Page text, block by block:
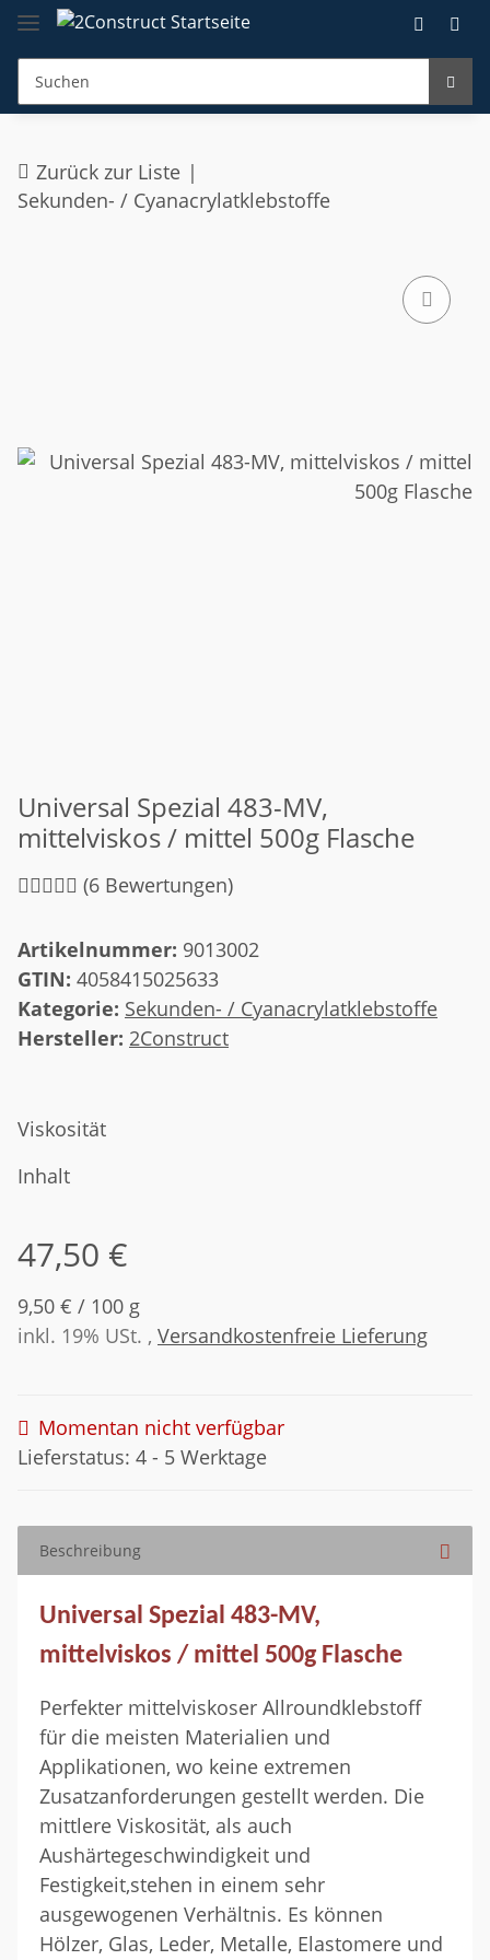
Zurück zur Liste
Sekunden- / Cyanacrylatklebstoffe
Universal Spezial 483-MV,
mittelviskos / mittel 500g Flasche
(6 Bewertungen)
Artikelnummer: 9013002
GTIN: 4058415025633
Kategorie: Sekunden- / Cyanacrylatklebstoffe
Hersteller: 2Construct
Viskosität
Inhalt
47,50 €
9,50 € / 100 g
inkl. 19% USt. , Versandkostenfreie Lieferung
Momentan nicht verfügbar
Lieferstatus: 4 - 5 Werktage
Beschreibung
Universal Spezial 483-MV,
mittelviskos / mittel 500g Flasche
Perfekter mittelviskoser Allroundklebstoff
für die meisten Materialien und
Applikationen, wo keine extremen
Zusatzanforderungen gestellt werden. Die
mittlere Viskosität, als auch
Aushärtegeschwindigkeit und
Festigkeit,stehen in einem sehr
ausgewogenen Verhältnis. Es können
Hölzer, Glas, Leder, Metalle, Elastomere und